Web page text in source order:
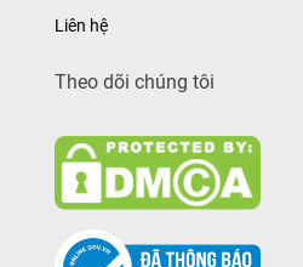
Liên hệ
Theo dõi chúng tôi